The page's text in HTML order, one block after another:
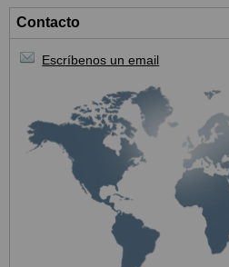
Contacto
Escríbenos un email